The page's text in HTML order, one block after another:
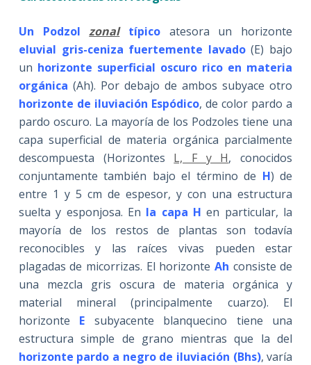
Un Podzol zonal típico atesora un horizonte
eluvial gris-ceniza fuertemente lavado (E) bajo
un horizonte superficial oscuro rico en materia
orgánica (Ah). Por debajo de ambos subyace otro
horizonte de iluviación Espódico, de color pardo a
pardo oscuro. La mayoría de los Podzoles tiene una
capa superficial de materia orgánica parcialmente
descompuesta (Horizontes L, F y H, conocidos
conjuntamente también bajo el término de H) de
entre 1 y 5 cm de espesor, y con una estructura
suelta y esponjosa. En la capa H en particular, la
mayoría de los restos de plantas son todavía
reconocibles y las raíces vivas pueden estar
plagadas de micorrizas. El horizonte Ah consiste de
una mezcla gris oscura de materia orgánica y
material mineral (principalmente cuarzo). El
horizonte E subyacente blanquecino tiene una
estructura simple de grano mientras que la del
horizonte pardo a negro de iluviación (Bhs), varía